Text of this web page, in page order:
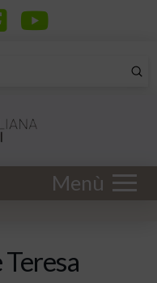
Menù